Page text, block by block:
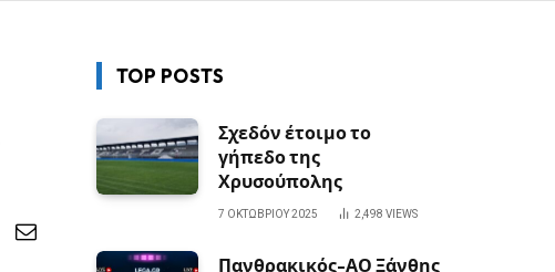
TOP POSTS
Σχεδόν έτοιμο το
γήπεδο της
Χρυσούπολης
7 ΟΚΤΩΒΡΊΟΥ 2025 2,498 VIEWS
Πανθρακικός-ΑΟ Ξάνθης